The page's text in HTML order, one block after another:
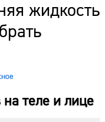
жидкость
на теле и лице